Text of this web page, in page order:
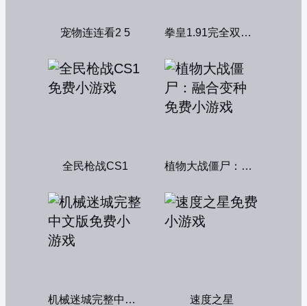
宠物连连看2 5 拳皇1.91完全双人版
全民枪战CS1 植物大战僵尸：融合变种
机械迷城完整中文版 速度之星